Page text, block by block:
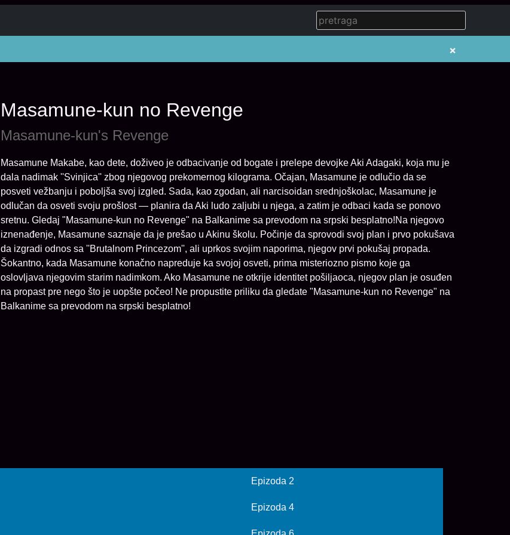
×
Masamune-kun no Revenge
Masamune-kun's Revenge
Masamune Makabe, kao dete, doživeo je odbacivanje od bogate i prelepe devojke Aki Adagaki, koja mu je
dala nadimak ''Svinjica'' zbog njegovog prekomernog kilograma. Očajan, Masamune je odlučio da se
posveti vežbanju i poboljša svoj izgled. Sada, kao zgodan, ali narcisoidan srednjoškolac, Masamune je
odlučan da osveti svoju prošlost — planira da Aki ludo zaljubi u njega, a zatim je odbaci kada se ponovo
sretnu. Gledaj "Masamune-kun no Revenge" na Balkanime sa prevodom na srpski besplatno!Na njegovo
iznenađenje, Masamune saznaje da je prešao u Akinu školu. Počinje da sprovodi svoj plan i prvo pokušava
da izgradi odnos sa ''Brutalnom Princezom'', ali uprkos svojim naporima, njegov prvi pokušaj propada.
Šokantno, kada Masamune konačno napreduje ka svojoj osveti, prima misteriozno pismo koje ga
oslovljava njegovim starim nadimkom. Ako Masamune ne otkrije identitet pošiljaoca, njegov plan je osuđen
na propast pre nego što je uopšte počeo! Ne propustite priliku da gledate "Masamune-kun no Revenge" na
Balkanime sa prevodom na srpski besplatno!
Epizoda 2
Epizoda 4